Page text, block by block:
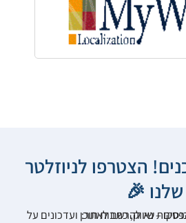
הצטרפו לניוזלטר
שלנו 🎉
כתבות תוכן ועדכונים על וובינרים וכנסים – נא להרשם לאתר: